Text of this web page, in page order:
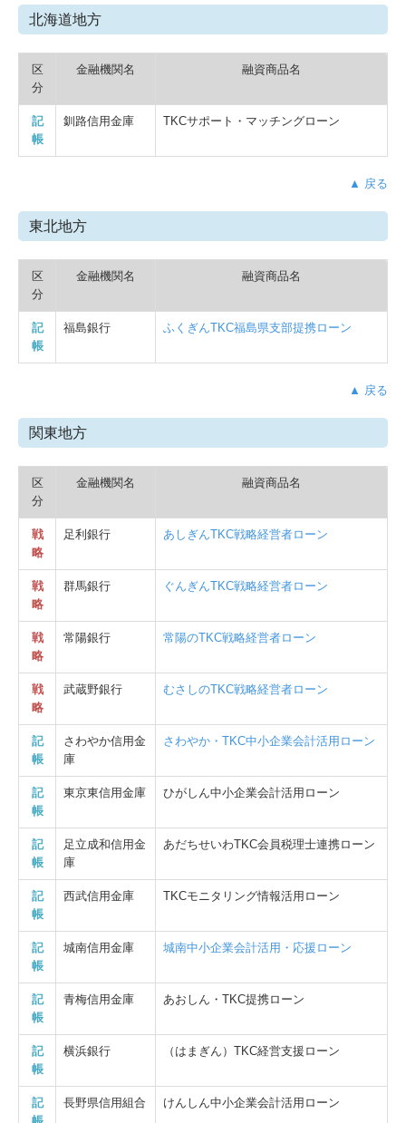
北海道地方
区
分
金融機関名 融資商品名
記
帳
釧路信用金庫 TKCサポート・マッチングローン
▲ 戻る
東北地方
区
分
金融機関名 融資商品名
記
帳
福島銀行 ふくぎんTKC福島県支部提携ローン
▲ 戻る
関東地方
区
分
金融機関名 融資商品名
戦
略
足利銀行 あしぎんTKC戦略経営者ローン
戦
略
群馬銀行 ぐんぎんTKC戦略経営者ローン
戦
略
常陽銀行 常陽のTKC戦略経営者ローン
戦
略
武蔵野銀行 むさしのTKC戦略経営者ローン
記
帳
さわやか信用金
庫
さわやか・TKC中小企業会計活用ローン
記
帳
東京東信用金庫 ひがしん中小企業会計活用ローン
記
帳
足立成和信用金
庫
あだちせいわTKC会員税理士連携ローン
記
帳
西武信用金庫 TKCモニタリング情報活用ローン
記
帳
城南信用金庫 城南中小企業会計活用・応援ローン
記
帳
青梅信用金庫 あおしん・TKC提携ローン
記
帳
横浜銀行 （はまぎん）TKC経営支援ローン
記
長野県信用組合 けんしん中小企業会計活用ローン